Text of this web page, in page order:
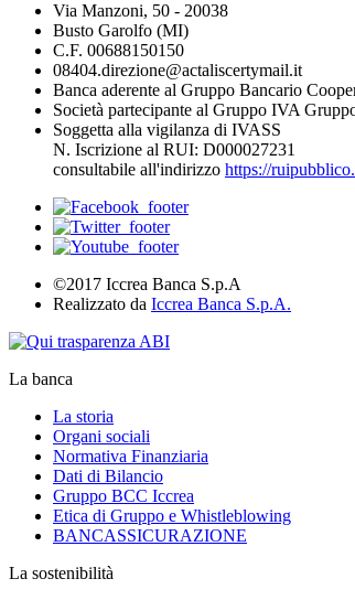
Via Manzoni, 50 - 20038
Busto Garolfo (MI)
C.F. 00688150150
08404.direzione@actaliscertymail.it
Banca aderente al Gruppo Bancario
Società partecipante al Gruppo IVA
Soggetta alla vigilanza di IVASS
N. Iscrizione al RUI: D000027231
consultabile all'indirizzo https://
©2017 Iccrea Banca S.p.A
Realizzato da Iccrea Banca S.p.A.
La banca
La storia
Organi sociali
Normativa Finanziaria
Dati di Bilancio
Gruppo BCC Iccrea
Etica di Gruppo e Whistleblowing
BANCASSICURAZIONE
La sostenibilità